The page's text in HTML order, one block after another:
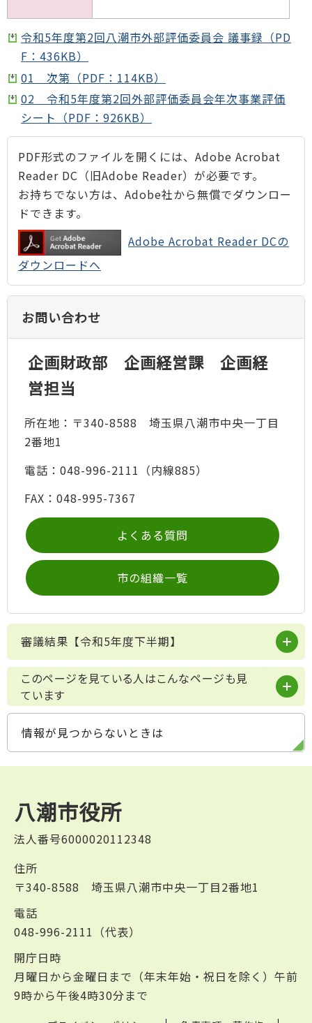
令和5年度第2回八潮市外部評価委員会 議事録（PD
F：436KB）
01 次第（PDF：114KB）
02 令和5年度第2回外部評価委員会年次事業評価
シート（PDF：926KB）
PDF形式のファイルを開くには、Adobe Acrobat
Reader DC（旧Adobe Reader）が必要です。
お持ちでない方は、Adobe社から無償でダウンロー
ドできます。
Adobe Acrobat Reader DCの
ダウンロードへ
お問い合わせ
企画財政部 企画経営課 企画経
営担当
所在地：〒340-8588 埼玉県八潮市中央一丁目
2番地1
電話：048-996-2111（内線885）
FAX：048-995-7367
よくある質問
市の組織一覧
審議結果【令和5年度下半期】
このページを見ている人はこんなページも見
ています
情報が見つからないときは
八潮市役所
法人番号6000020112348
住所
〒340-8588 埼玉県八潮市中央一丁目2番地1
電話
048-996-2111（代表）
開庁日時
月曜日から金曜日まで（年末年始・祝日を除く）午前
9時から午後4時30分まで